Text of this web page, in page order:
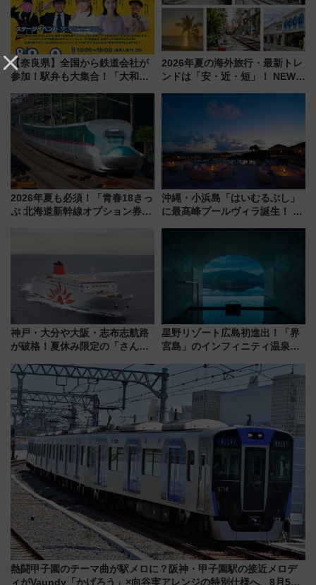
【奈良県】全国から鉄道会社が
参加！駅弁も大集合！「大和鉄
に開催決定
2026年夏の海外旅行・最新トレ
ンドは「安・近・短」！ NEWT
渡航先TOP5とは？ 円安時代の
2026年夏も必須！「青春18きっ
ぷ 北海道新幹線オプション券」
沖縄・小浜島「はいむるぶし」
に最高峰プールヴィラ誕生！ 石
神戸・大分や大阪・志布志航路
が破格！夏休み限定の「さんふ
ート 夕朝食ビュッフェ付きで
快適な船旅はいかが？
星野リゾート広島初進出！「界
宮島」のインフィニティ温泉と
宿泊料金・アクセスは？（2026
年7月23日開業）
熱闘甲子園のテーマ曲が駅メロに？阪神・甲子園駅の接近メロデ
ィがVaundy「かげろう」×向谷実アレンジの特別仕様へ、8月5日